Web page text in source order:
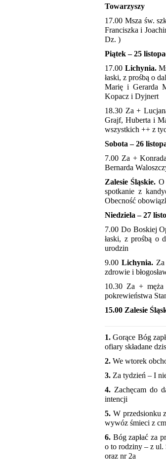
Towarzyszy
17.00 Msza św.
Franciszka i
Dz. )
Piątek – 25
17.00 Lichynia.
łaski, z prośbą o
Marię i Gerarda
Kopacz i Dyjnert
18.30 Za +
Grajf, Huberta i
wszystkich ++ z
Sobota – 26
7.00 Za +
Bernarda
Zalesie Śląskie. O
spotkanie z
Obecność
Niedziela – 27
7.00 Do Boskiej
łaski, z prośbą o
urodzin
9.00Lichynia.
zdrowie i
10.30 Za +
pokrewieństwa
15.00 Zalesie
1. Gorące Bóg
ofiary składane
2. We wtorek
3. Za tydzień – I
4. Zachęcam do
intencji
5. W przedsionku
wywóz śmieci z
6. Bóg zapłać za
o to rodziny – z
oraz nr 2a